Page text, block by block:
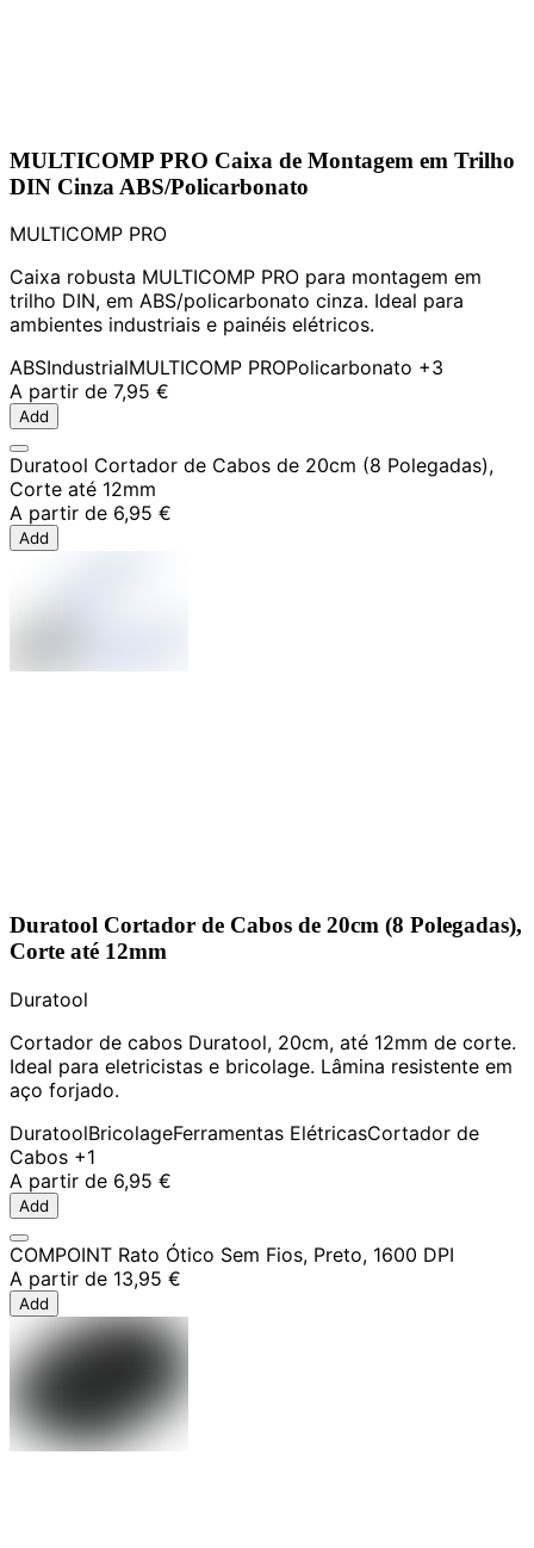
MULTICOMP PRO Caixa de Montagem em Trilho
DIN Cinza ABS/Policarbonato
MULTICOMP PRO
Caixa robusta MULTICOMP PRO para montagem em
trilho DIN, em ABS/policarbonato cinza. Ideal para
ambientes industriais e painéis elétricos.
ABSIndustrialMULTICOMP PROPolicarbonato +3
A partir de 7,95 €
Add
Duratool Cortador de Cabos de 20cm (8 Polegadas),
Corte até 12mm
A partir de 6,95 €
Add
Duratool Cortador de Cabos de 20cm (8 Polegadas),
Corte até 12mm
Duratool
Cortador de cabos Duratool, 20cm, até 12mm de corte.
Ideal para eletricistas e bricolage. Lâmina resistente em
aço forjado.
DuratoolBricolageFerramentas ElétricasCortador de
Cabos +1
A partir de 6,95 €
Add
COMPOINT Rato Ótico Sem Fios, Preto, 1600 DPI
A partir de 13,95 €
Add